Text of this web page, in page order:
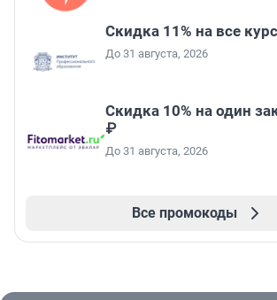
Скидка 11% на все
До 31 августа, 2026
Скидка 10% на один
₽
До 31 августа, 2026
Все промокоды